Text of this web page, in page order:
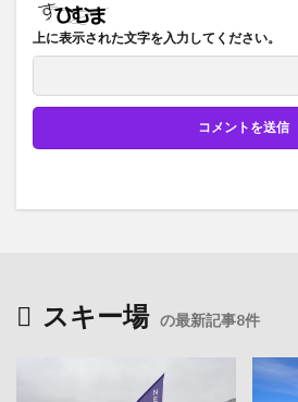
上に表示された文字を入力してください。
スキー場 の最新記事8件